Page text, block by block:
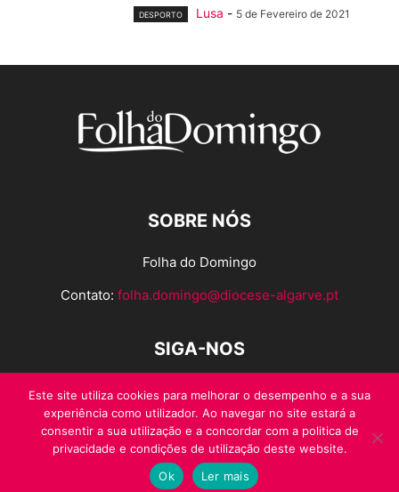
DESPORTO Lusa - 5 de Fevereiro de 2021
SOBRE NÓS
Folha do Domingo
Contato: folha.domingo@diocese-algarve.pt
SIGA-NOS
© Folha do Domingo 2026, todos os direitos reservados.
Este site utiliza cookies para melhorar o desempenho e a sua
experiência como utilizador. Ao navegar no site estará a
consentir a sua utilização e a concordar com a politica de
privacidade e condições de utilização deste website.
Ok
Ler mais